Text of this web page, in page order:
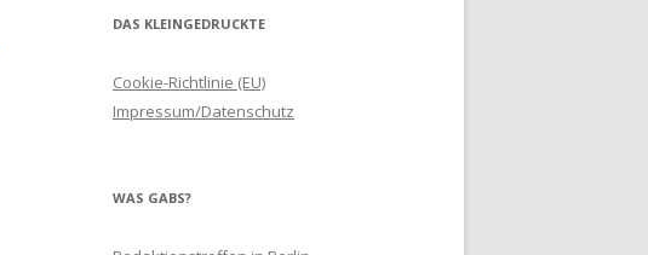
DAS KLEINGEDRUCKTE
Cookie-Richtlinie (EU)
Impressum/Datenschutz
WAS GABS?